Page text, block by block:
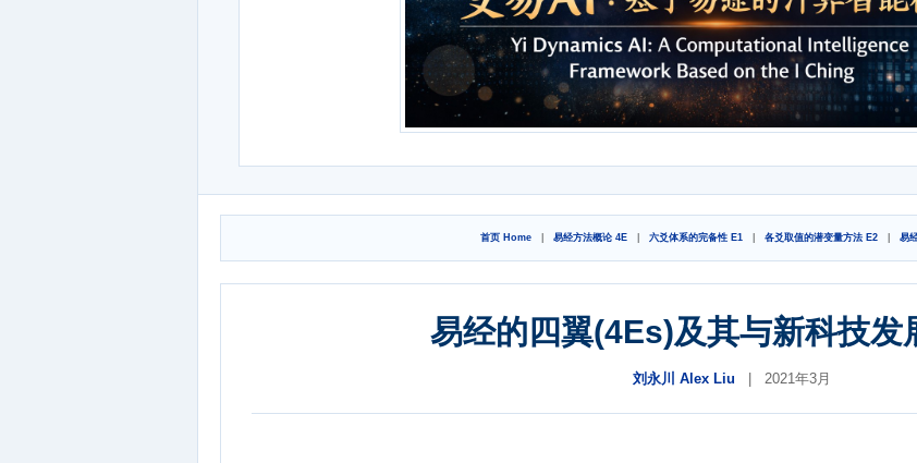
首页 Home 易经方法概论 4E 六爻体系的完备性 E1 各爻取值的潜变量方法 E2 易
易经的四翼(4Es)及其与新科技发
刘永川 Alex Liu | 2021年3月